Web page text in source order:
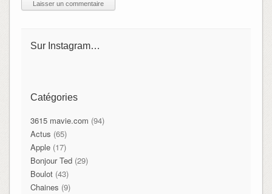
Sur Instagram…
Catégories
3615 mavie.com (94)
Actus (65)
Apple(17)
Bonjour Ted(29)
Boulot(43)
Chaines (9)